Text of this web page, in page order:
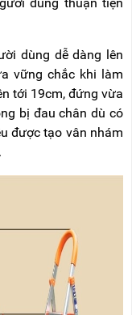
dùng dễ dàng lên
vững chắc khi làm
tới 19cm, đứng vừa
bị đau chân dù có
được tạo vân nhám